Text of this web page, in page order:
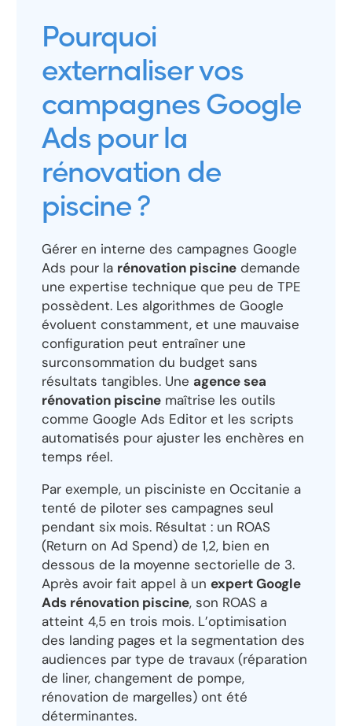
Pourquoi
externaliser vos
campagnes Google
Ads pour la
rénovation de
piscine ?
Gérer en interne des campagnes Google
Ads pour la rénovation piscine demande
une expertise technique que peu de TPE
possèdent. Les algorithmes de Google
évoluent constamment, et une mauvaise
configuration peut entraîner une
surconsommation du budget sans
résultats tangibles. Une agence sea
rénovation piscine maîtrise les outils
comme Google Ads Editor et les scripts
automatisés pour ajuster les enchères en
temps réel.
Par exemple, un pisciniste en Occitanie a
tenté de piloter ses campagnes seul
pendant six mois. Résultat : un ROAS
(Return on Ad Spend) de 1,2, bien en
dessous de la moyenne sectorielle de 3.
Après avoir fait appel à un expert Google
Ads rénovation piscine, son ROAS a
atteint 4,5 en trois mois. L’optimisation
des landing pages et la segmentation des
audiences par type de travaux (réparation
de liner, changement de pompe,
rénovation de margelles) ont été
déterminantes.